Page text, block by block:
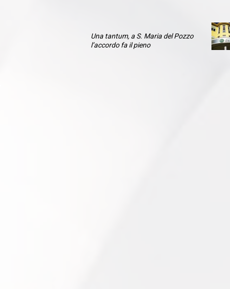
Una tantum, a S. Maria del Pozzo
l’accordo fa il pieno